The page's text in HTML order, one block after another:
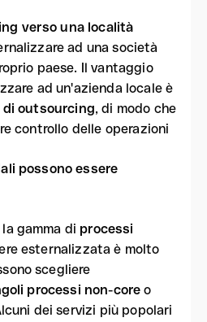
verso una località
ad una società
paese. Il vantaggio
ad un'azienda locale è
di outsourcing, di modo che
controllo delle operazioni
possono essere
gamma di processi
esternalizzata è molto
scegliere
processi non-core o
dei servizi più popolari